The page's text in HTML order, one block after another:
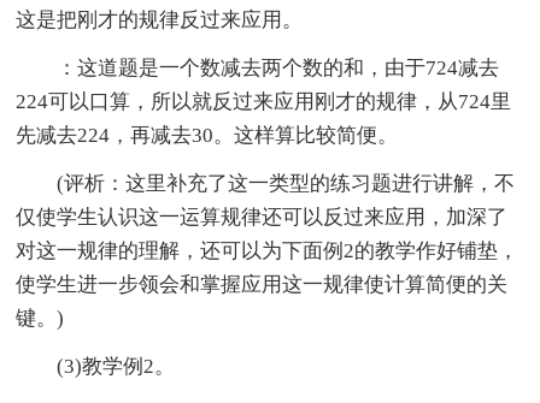
这是把刚才的规律反过来应用。
：这道题是一个数减去两个数的和，由于724减去
224可以口算，所以就反过来应用刚才的规律，从724里
先减去224，再减去30。这样算比较简便。
(评析：这里补充了这一类型的练习题进行讲解，不
仅使学生认识这一运算规律还可以反过来应用，加深了
对这一规律的理解，还可以为下面例2的教学作好铺垫，
使学生进一步领会和掌握应用这一规律使计算简便的关
键。)
(3)教学例2。